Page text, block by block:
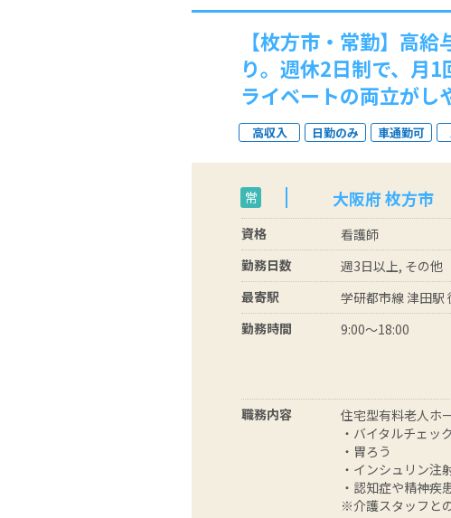
【枚方市・常勤】高
り。週休2日制で、月
ライベートの両立がし
高収入 日勤のみ 車通勤可
常 大阪府 枚方市
資格
看護師
勤務日数
週3日以上, その他
最寄駅
学研都市線 津田駅
勤務時間
9:00～18:00
職務内容
住宅型有料老人ホ
・バイタルチェック
・胃ろう
・インシュリン注
・認知症や精神疾
※介護スタッフと